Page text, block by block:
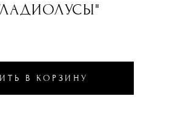
В КОРЗИНУ